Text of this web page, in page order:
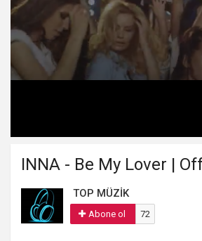
INNA - Be My Lover |
TOP MÜZİK
Abone ol 72